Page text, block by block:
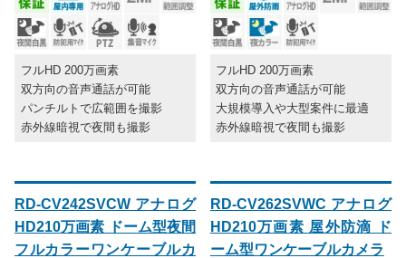
フルHD 200万画素
双方向の音声通話が可能
パンチルトで広範囲を撮影
赤外線暗視で夜間も撮影
フルHD 200万画素
双方向の音声通話が可能
大規模導入や大型案件に最適
赤外線暗視で夜間も撮影
RD-CV242SVCW アナログ
HD210万画素 ドーム型夜間
フルカラーワンケーブルカ
RD-CV262SVWC アナログ
HD210万画素 屋外防滴 ド
ーム型ワンケーブルカメラ